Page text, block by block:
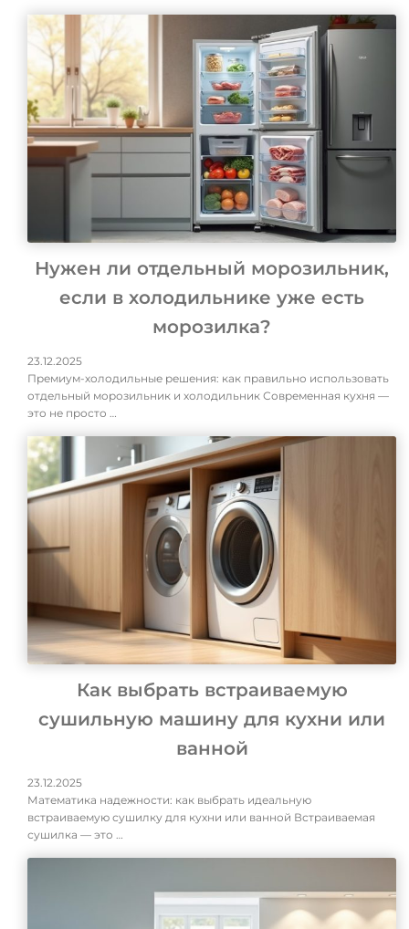
Нужен ли отдельный морозильник,
если в холодильнике уже есть
морозилка?
23.12.2025
Премиум-холодильные решения: как правильно использовать
отдельный морозильник и холодильник Современная кухня —
это не просто …
Как выбрать встраиваемую
сушильную машину для кухни или
ванной
23.12.2025
Математика надежности: как выбрать идеальную
встраиваемую сушилку для кухни или ванной Встраиваемая
сушилка — это …